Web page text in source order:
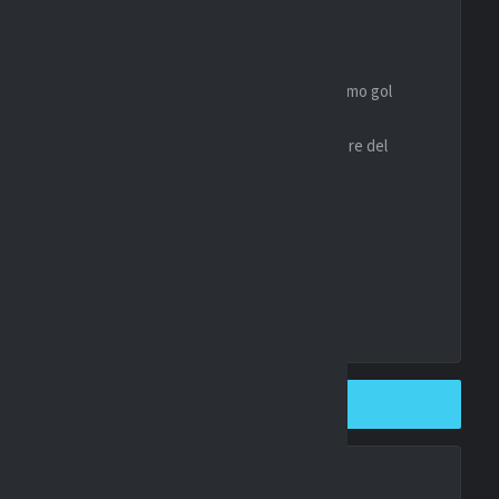
e Over 1.5 gol / Bayer Leverkusen segna il primo gol
match offre buone opportunità nei mercati a favore del
e coerente con la strategia di gioco.